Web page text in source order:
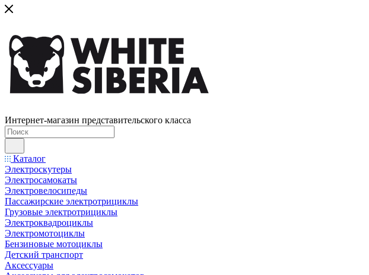
Интернет-магазин представительского класса
Каталог
Электроскутеры
Электросамокаты
Электровелосипеды
Пассажирские электротрициклы
Грузовые электротрициклы
Электроквадроциклы
Электромотоциклы
Бензиновые мотоциклы
Детский транспорт
Аксессуары